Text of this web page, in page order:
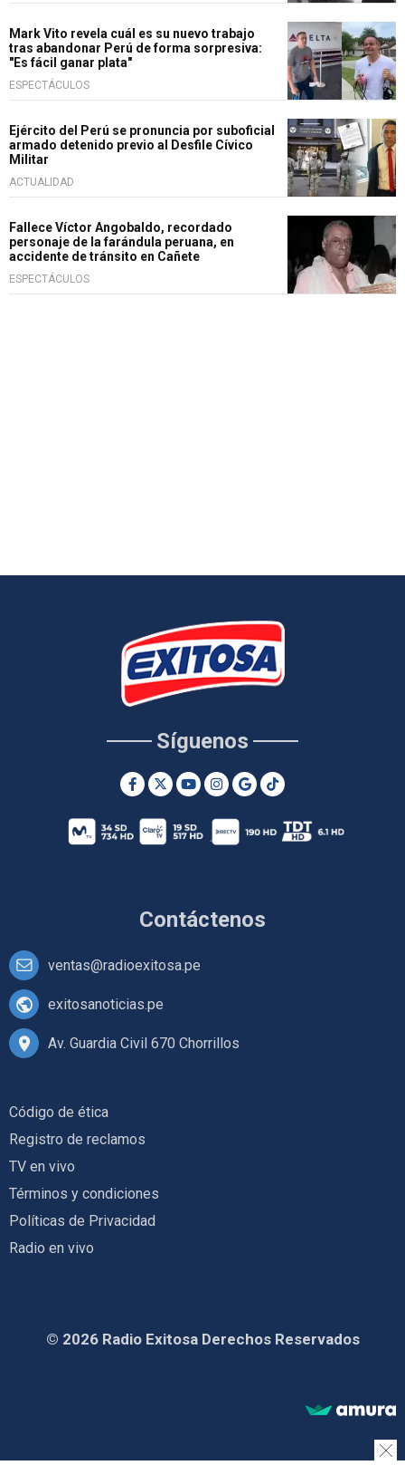
Mark Vito revela cuál es su nuevo trabajo
tras abandonar Perú de forma sorpresiva:
"Es fácil ganar plata"
ESPECTÁCULOS
Ejército del Perú se pronuncia por suboficial
armado detenido previo al Desfile Cívico
Militar
ACTUALIDAD
Fallece Víctor Angobaldo, recordado
personaje de la farándula peruana, en
accidente de tránsito en Cañete
ESPECTÁCULOS
Contáctenos
ventas@radioexitosa.pe
exitosanoticias.pe
Av. Guardia Civil 670 Chorrillos
Síguenos
Código de ética
Registro de reclamos
TV en vivo
Términos y condiciones
Políticas de Privacidad
Radio en vivo
© 2026 Radio Exitosa Derechos Reservados